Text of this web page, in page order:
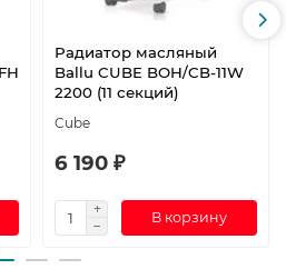
Радиатор масляный
Ballu CUBE BOH/CB-11W
2200 (11 секций)
Cube
6 190 ₽
В корзину